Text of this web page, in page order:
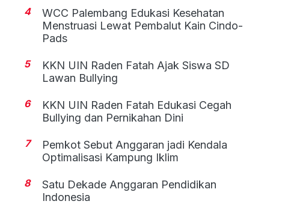
4
WCC Palembang Edukasi Kesehatan
Menstruasi Lewat Pembalut Kain Cindo-
Pads
5
KKN UIN Raden Fatah Ajak Siswa SD
Lawan Bullying
6
KKN UIN Raden Fatah Edukasi Cegah
Bullying dan Pernikahan Dini
7
Pemkot Sebut Anggaran jadi Kendala
Optimalisasi Kampung Iklim
8
Satu Dekade Anggaran Pendidikan
Indonesia